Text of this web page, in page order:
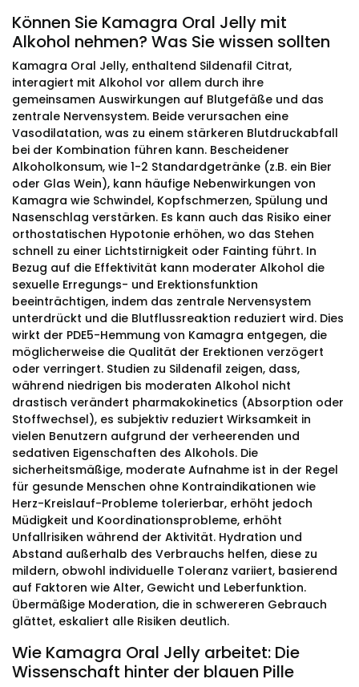
Können Sie Kamagra Oral Jelly mit
Alkohol nehmen? Was Sie wissen sollten
Kamagra Oral Jelly, enthaltend Sildenafil Citrat,
interagiert mit Alkohol vor allem durch ihre
gemeinsamen Auswirkungen auf Blutgefäße und das
zentrale Nervensystem. Beide verursachen eine
Vasodilatation, was zu einem stärkeren Blutdruckabfall
bei der Kombination führen kann. Bescheidener
Alkoholkonsum, wie 1-2 Standardgetränke (z.B. ein Bier
oder Glas Wein), kann häufige Nebenwirkungen von
Kamagra wie Schwindel, Kopfschmerzen, Spülung und
Nasenschlag verstärken. Es kann auch das Risiko einer
orthostatischen Hypotonie erhöhen, wo das Stehen
schnell zu einer Lichtstirnigkeit oder Fainting führt. In
Bezug auf die Effektivität kann moderater Alkohol die
sexuelle Erregungs- und Erektionsfunktion
beeinträchtigen, indem das zentrale Nervensystem
unterdrückt und die Blutflussreaktion reduziert wird. Dies
wirkt der PDE5-Hemmung von Kamagra entgegen, die
möglicherweise die Qualität der Erektionen verzögert
oder verringert. Studien zu Sildenafil zeigen, dass,
während niedrigen bis moderaten Alkohol nicht
drastisch verändert pharmakokinetics (Absorption oder
Stoffwechsel), es subjektiv reduziert Wirksamkeit in
vielen Benutzern aufgrund der verheerenden und
sedativen Eigenschaften des Alkohols. Die
sicherheitsmäßige, moderate Aufnahme ist in der Regel
für gesunde Menschen ohne Kontraindikationen wie
Herz-Kreislauf-Probleme tolerierbar, erhöht jedoch
Müdigkeit und Koordinationsprobleme, erhöht
Unfallrisiken während der Aktivität. Hydration und
Abstand außerhalb des Verbrauchs helfen, diese zu
mildern, obwohl individuelle Toleranz variiert, basierend
auf Faktoren wie Alter, Gewicht und Leberfunktion.
Übermäßige Moderation, die in schwereren Gebrauch
glättet, eskaliert alle Risiken deutlich.
Wie Kamagra Oral Jelly arbeitet: Die
Wissenschaft hinter der blauen Pille